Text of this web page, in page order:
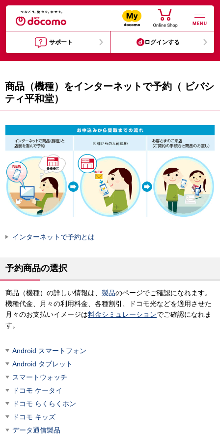
MENU
サポート ログインする
商品（機種）をインターネットで予約（ ビバシ
ティ平和堂）
インターネットで予約とは
予約商品の選択
商品（機種）の詳しい情報は、 製品のページでご確認になれます。
機種代金、月々の利用料金、各種割引、ドコモ光などを適用させた
月々のお支払いイメージは料金シミュレーションでご確認になれま
す。
Android スマートフォン
Android タブレット
スマートウォッチ
ドコモ ケータイ
ドコモ らくらくホン
ドコモ キッズ
データ通信製品